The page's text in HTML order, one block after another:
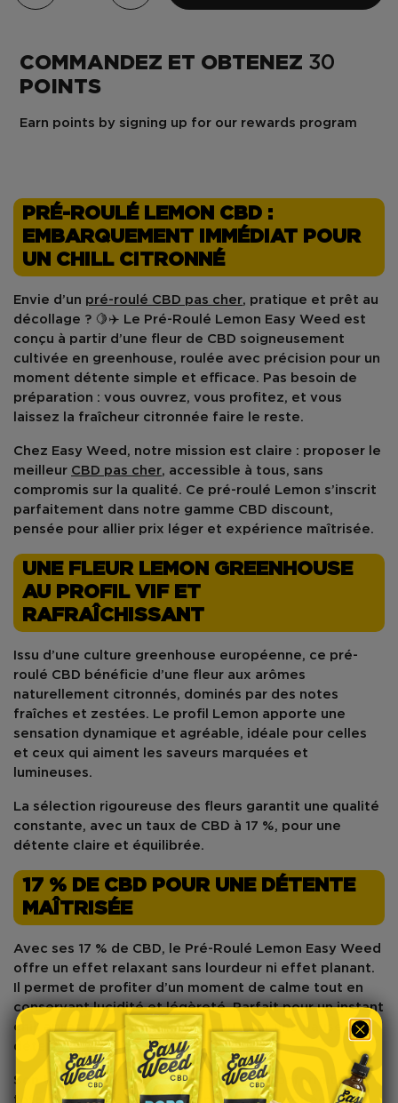
COMMANDEZ ET OBTENEZ 30
POINTS
Earn points by signing up for our rewards program
PRÉ-ROULÉ LEMON CBD :
EMBARQUEMENT IMMÉDIAT POUR
UN CHILL CITRONNÉ
Envie d’un pré-roulé CBD pas cher, pratique et prêt au
décollage ? 🍋✈️ Le
Pré-Roulé Lemon Easy Weed
est
conçu à partir d’une fleur de CBD soigneusement
cultivée en greenhouse, roulée avec précision pour un
moment détente simple et efficace. Pas besoin de
préparation : vous ouvrez, vous profitez, et vous
laissez la fraîcheur citronnée faire le reste.
Chez Easy Weed , notre mission est claire : proposer le
meilleur CBD pas cher, accessible à tous, sans
compromis sur la qualité. Ce pré-roulé Lemon s’inscrit
parfaitement dans notre gamme CBD discount,
pensée pour allier prix léger et expérience maîtrisée.
UNE FLEUR LEMON GREENHOUSE
AU PROFIL VIF ET
RAFRAÎCHISSANT
Issu d’une culture greenhouse européenne, ce pré-
roulé CBD bénéficie d’une fleur aux arômes
naturellement citronnés, dominés par des notes
fraîches et zestées. Le profil Lemon apporte une
sensation dynamique et agréable, idéale pour celles
et ceux qui aiment les saveurs marquées et
lumineuses.
La sélection rigoureuse des fleurs garantit une qualité
constante, avec un taux de CBD à 17 %, pour une
détente claire et équilibrée.
17 % DE CBD POUR UNE DÉTENTE
MAÎTRISÉE
Avec ses 17 % de CBD, le Pré-Roulé Lemon Easy Weed
offre un effet relaxant sans lourdeur ni effet planant.
Il permet de profiter d’un moment de calme tout en
conservant lucidité et légèreté. Parfait pour un instant
chill après une longue journée ou pour une pause
détente en toute simplicité.
Son taux deTHC < 0,3 %garantit une conformité
totale avec la législation française et européenne.